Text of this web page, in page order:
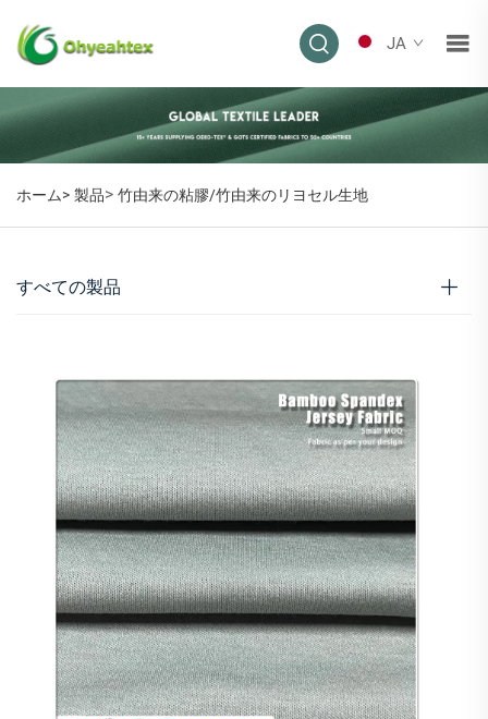
JA
ホーム> 製品> 竹由来の粘膠/竹由来のリヨセル生地
すべての製品